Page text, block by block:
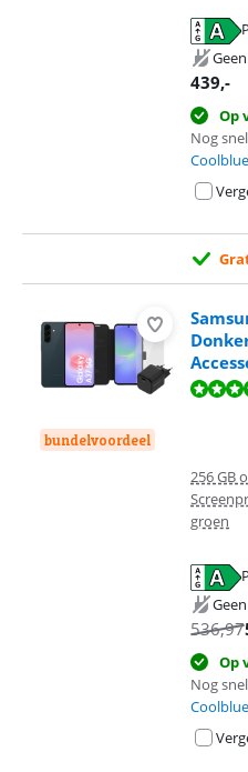
439,-
Op
Nog
bundelvoordeel
Beoordeling is 9,3 van de 10,
256 GB
groen
536,97
Op
Nog